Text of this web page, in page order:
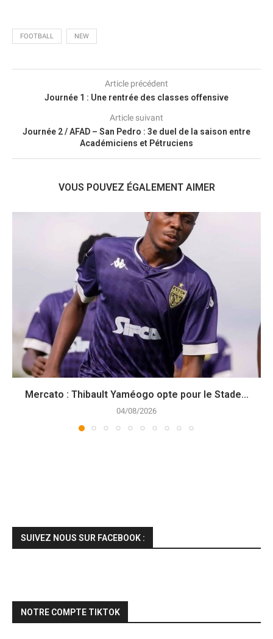
FOOTBALL NEW
Article précédent
Journée 1 : Une rentrée des classes offensive
Article suivant
Journée 2 / AFAD – San Pedro : 3e duel de la saison entre
Académiciens et Pétruciens
VOUS POUVEZ ÉGALEMENT AIMER
Mercato : Thibault Yaméogo opte pour le Stade...
04/08/2026
SUIVEZ NOUS SUR FACEBOOK :
NOTRE COMPTE TIKTOK